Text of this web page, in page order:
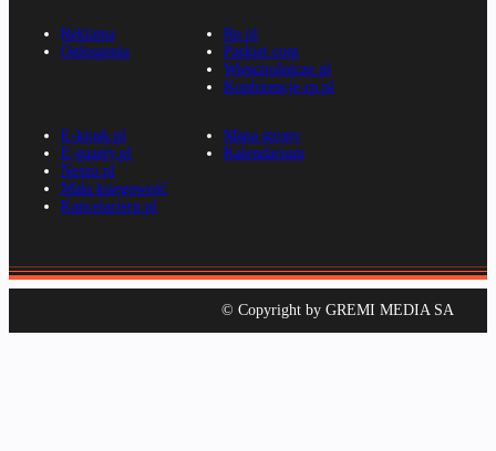
Reklama
Ogłoszenia
Rp.pl
Parkiet.com
Wiescirolnicze.pl
Konferencje.rp.pl
E-kiosk.pl
E-gazety.pl
Nexto.pl
Mała księgowość
Kancelarierp.pl
Mapa strony
Kalendarium
© Copyright by GREMI MEDIA SA